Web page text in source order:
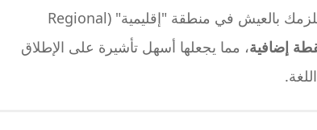
تلزمك بالعيش في منطقة "إقليمية" (Regional
، مما يجعلها أسهل تأشيرة على الإطلاق